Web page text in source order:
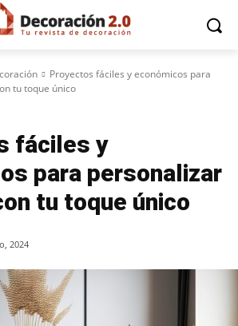
Proyectos fáciles y económicos para
tu toque único
fáciles y
para personalizar
tu toque único
2024